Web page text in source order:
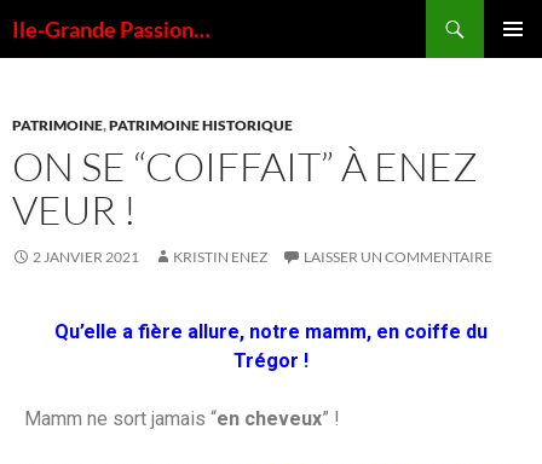
Ile-Grande Passion…
PATRIMOINE,PATRIMOINE HISTORIQUE
ON SE “COIFFAIT” À ENEZ
VEUR !
2 JANVIER 2021 KRISTIN ENEZ LAISSER UN COMMENTAIRE
Qu’elle a fière allure, notre mamm, en coiffe du
Trégor !
Mamm ne sort jamais “en cheveux” !